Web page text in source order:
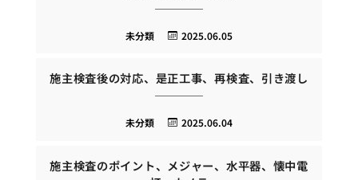
2025.06.05
未分類
施主検査後の対応、是正工事、再検査、引き渡し
2025.06.04
未分類
施主検査のポイント、メジャー、水平器、懐中電